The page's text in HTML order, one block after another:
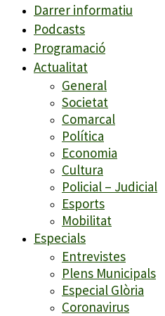
Darrer informatiu
Podcasts
Programació
Actualitat
General
Societat
Comarcal
Política
Economia
Cultura
Policial – Judicial
Esports
Mobilitat
Especials
Entrevistes
Plens Municipals
Especial Glòria
Coronavirus